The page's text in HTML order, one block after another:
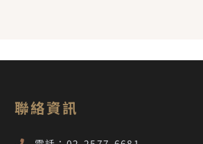
聯絡資訊